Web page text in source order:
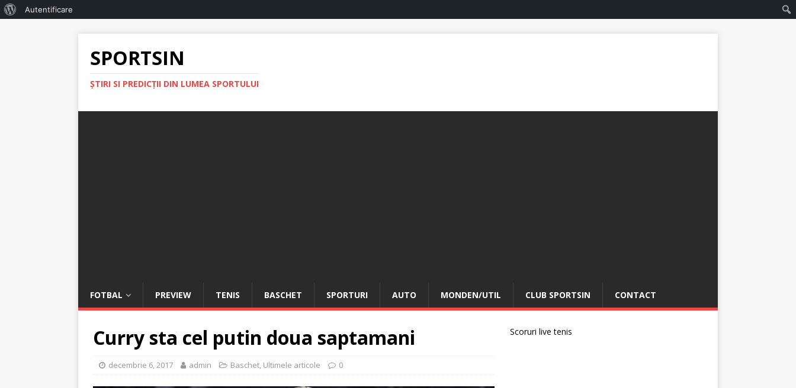
Autentificare
SPORTSIN
ŞTIRI SI PREDICŢII DIN LUMEA SPORTULUI
FOTBAL PREVIEW TENIS BASCHET SPORTURI AUTO MONDEN/UTIL CLUB SPORTSIN CONTACT
Curry sta cel putin doua saptamani
decembrie 6, 2017 admin Baschet, Ultimele articole 0
Scoruri live tenis